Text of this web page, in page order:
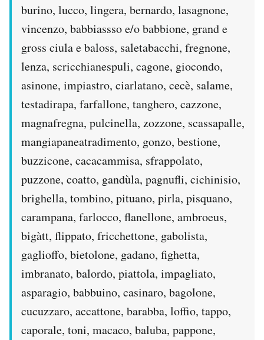
burino, lucco, lingera, bernardo, lasagnone,
vincenzo, babbiassso e/o babbione, grand e
gross ciula e baloss, saletabacchi, fregnone,
lenza, scricchianespuli, cagone, giocondo,
asinone, impiastro, ciarlatano, cecè, salame,
testadirapa, farfallone, tanghero, cazzone,
magnafregna, pulcinella, zozzone, scassapalle,
mangiapaneatradimento, gonzo, bestione,
buzzicone, cacacammisa, sfrappolato,
puzzone, coatto, gandùla, pagnufli, cichinisio,
brighella, tombino, pituano, pirla, pisquano,
carampana, farlocco, flanellone, ambroeus,
bigàtt, flippato, fricchettone, gabolista,
gaglioffo, bietolone, gadano, fighetta,
imbranato, balordo, piattola, impagliato,
asparagio, babbuino, casinaro, bagolone,
cucuzzaro, accattone, barabba, loffio, tappo,
caporale, toni, macaco, baluba, pappone,